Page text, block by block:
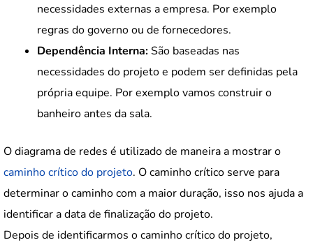
necessidades externas a empresa. Por exemplo
regras do governo ou de fornecedores.
Dependência Interna:São baseadas nas
necessidades do projeto e podem ser definidas pela
própria equipe. Por exemplo vamos construir o
banheiro antes da sala.
O diagrama de redes é utilizado de maneira a mostrar o
caminho crítico do projeto. O caminho crítico serve para
determinar o caminho com a maior duração, isso nos ajuda a
identificar a data de finalização do projeto.
Depois de identificarmos o caminho crítico do projeto,